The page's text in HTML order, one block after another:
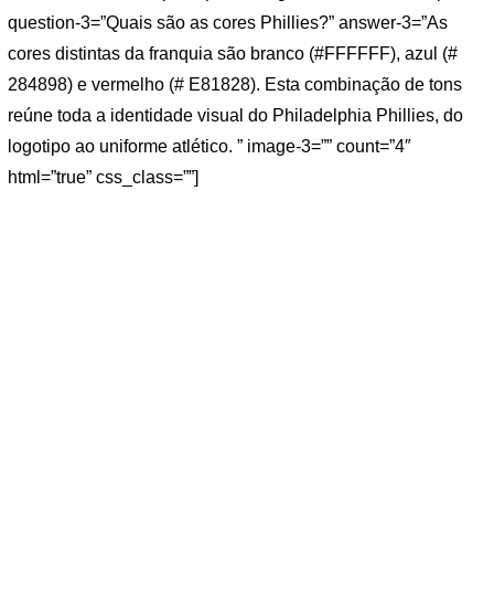
question-3=”Quais são as cores Phillies?” answer-3=”As
cores distintas da franquia são branco (#FFFFFF), azul (#
284898) e vermelho (# E81828). Esta combinação de tons
reúne toda a identidade visual do Philadelphia Phillies, do
logotipo ao uniforme atlético. ” image-3=”” count=”4″
html=”true” css_class=””]